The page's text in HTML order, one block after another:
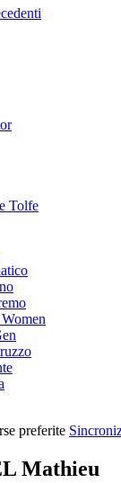
Tolfe
preferite
Mathieu